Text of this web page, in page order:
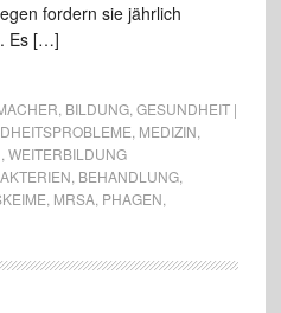
fordern sie jährlich
Es […]
BILDUNG, GESUNDHEIT |
MEDIZIN
WEITERBILDUNG
BEHANDLUNG,
MRSA, PHAGEN